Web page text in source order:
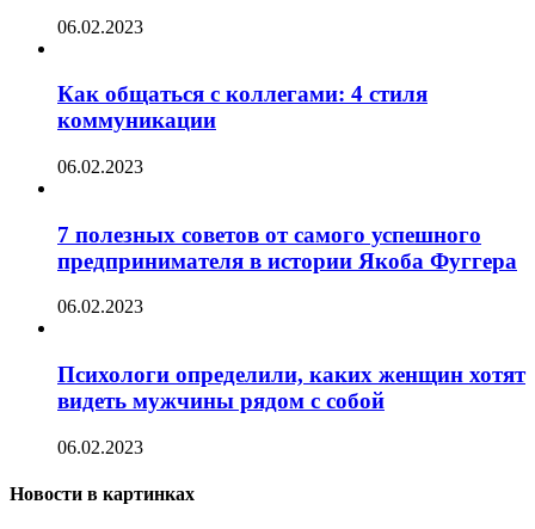
06.02.2023
Как общаться с коллегами: 4 стиля
коммуникации
06.02.2023
7 полезных советов от самого успешного
предпринимателя в истории Якоба Фуггера
06.02.2023
Психологи определили, каких женщин хотят
видеть мужчины рядом с собой
06.02.2023
Новости в картинках